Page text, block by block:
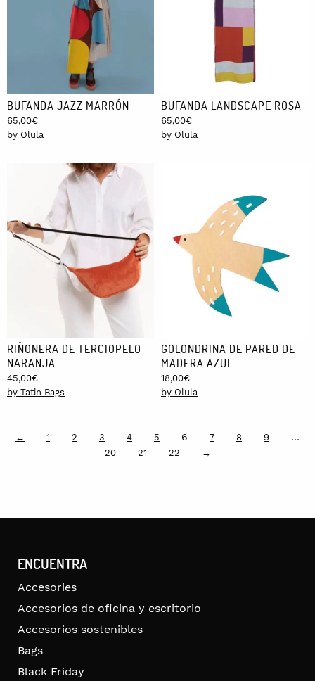
BUFANDA JAZZ MARRÓN
65,00€
by Olula
BUFANDA LANDSCAPE ROSA
65,00€
by Olula
RIÑONERA DE TERCIOPELO
NARANJA
45,00€
by Tatin Bags
GOLONDRINA DE PARED DE
MADERA AZUL
18,00€
by Olula
← 1 2 3 4 5 6 7 8 9 …
20 21 22 →
ENCUENTRA
Accesories
Accesorios de oficina y escritorio
Accesorios sostenibles
Bags
Black Friday